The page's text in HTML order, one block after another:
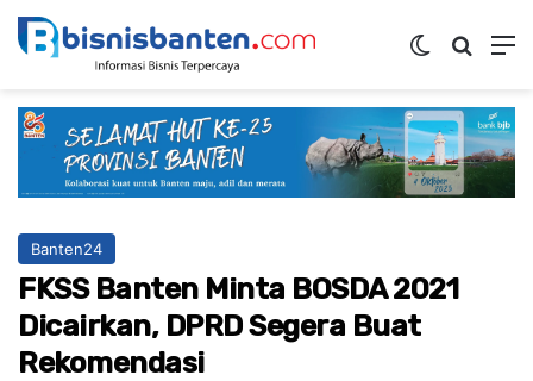
Switch skin
Banten24
FKSS Banten Minta BOSDA 2021
Dicairkan, DPRD Segera Buat
Rekomendasi